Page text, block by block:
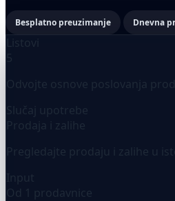
Besplatno preuzimanje Dnevna
Listovi
5
Odvojte osnove poslovanja
Slučaj upotrebe
Prodaja i zalihe
Pregledajte prodaju i zalihe u
Input
Od 1 prodavnice